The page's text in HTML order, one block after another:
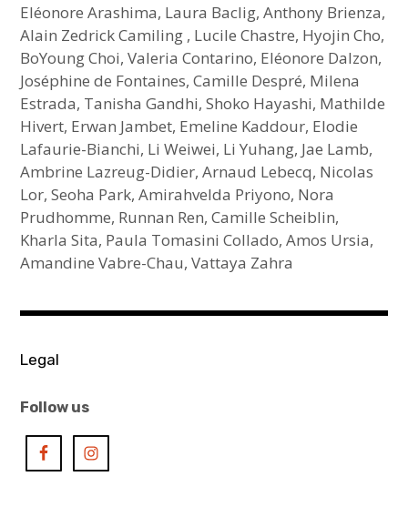
Eléonore Arashima, Laura Baclig, Anthony Brienza,
Alain Zedrick Camiling , Lucile Chastre, Hyojin Cho,
BoYoung Choi, Valeria Contarino, Eléonore Dalzon,
Joséphine de Fontaines, Camille Despré, Milena
Estrada, Tanisha Gandhi, Shoko Hayashi, Mathilde
Hivert, Erwan Jambet, Emeline Kaddour, Elodie
Lafaurie-Bianchi, Li Weiwei, Li Yuhang, Jae Lamb,
Ambrine Lazreug-Didier, Arnaud Lebecq, Nicolas
Lor, Seoha Park, Amirahvelda Priyono, Nora
Prudhomme, Runnan Ren, Camille Scheiblin,
Kharla Sita, Paula Tomasini Collado, Amos Ursia,
Amandine Vabre-Chau, Vattaya Zahra
Legal
Follow us